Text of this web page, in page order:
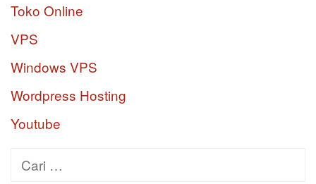
Toko Online
VPS
Windows VPS
Wordpress Hosting
Youtube
Cari